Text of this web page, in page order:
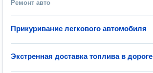
Ремонт авто
Прикуривание легкового автомобиля
Экстренная доставка топлива в дороге